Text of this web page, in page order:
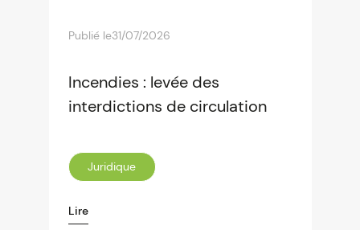
Publié le31/07/2026
Incendies : levée des
interdictions de circulation
Juridique
Lire